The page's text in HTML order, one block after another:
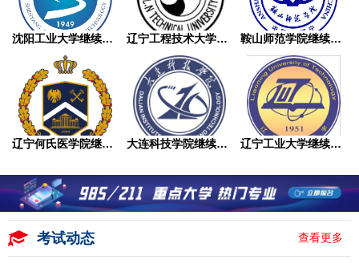
沈阳工业大学继续教育学院成人高考 辽宁工程技术大学继续教育学院成人高考 鞍山师范学院继续教育学院成人高考
辽宁何氏医学院继续教育学院成人高考 大连科技学院继续教育学院成人高考 辽宁工业大学继续教育学院成人高考
考试动态 查看更多